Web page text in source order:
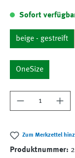
Sofort
beige - gestreift
OneSize
Produkt
Zum Merkzettel
Produktnummer: